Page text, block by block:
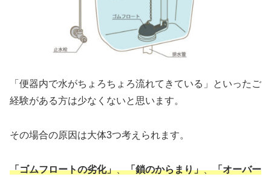
「便器内で水がちょろちょろ流れてきている」といったご
経験がある方は少なくないと思います。
その場合の原因は大体3つ考えられます。
「ゴムフロートの劣化」、「鎖のからまり」、「オーバー